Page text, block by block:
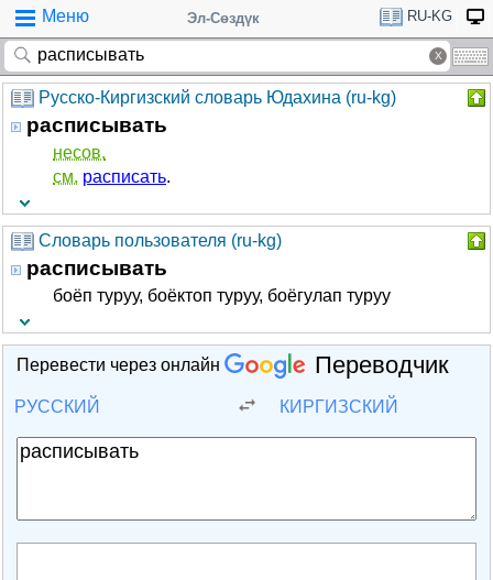
Меню Эл-Сөздүк RU-KG
Русско-Киргизский словарь Юдахина (ru-kg)
расписывать
несов.
см. расписать.
Словарь пользователя (ru-kg)
расписывать
боёп туруу, боёктоп туруу, боёгулап туруу
Перевести через онлайн Переводчик
РУССКИЙ КИРГИЗСКИЙ